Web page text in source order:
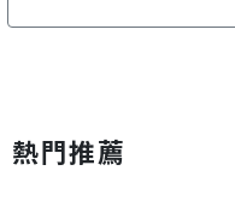
熱門推薦